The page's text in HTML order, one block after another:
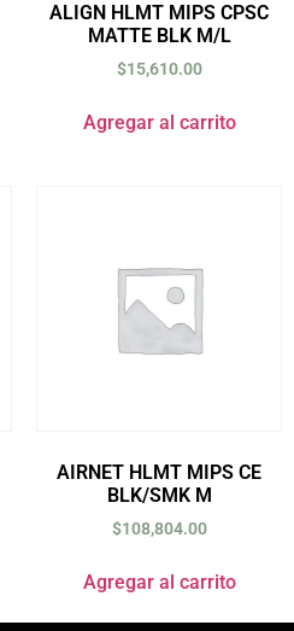
ALIGN HLMT MIPS CPSC
MATTE BLK M/L
$15,610.00
Agregar al carrito
AIRNET HLMT MIPS CE
BLK/SMK M
$108,804.00
Agregar al carrito